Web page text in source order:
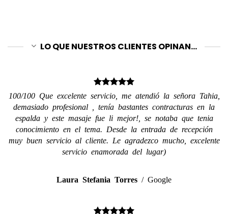
LO QUE NUESTROS CLIENTES OPINAN...
100/100 Que excelente servicio, me atendió la señora Tahia,
demasiado profesional , tenía bastantes contracturas en la
espalda y este masaje fue li mejor!, se notaba que tenia
conocimiento en el tema. Desde la entrada de recepción
muy buen servicio al cliente. Le agradezco mucho, excelente
servicio enamorada del lugar)
Laura Stefania Torres / Google